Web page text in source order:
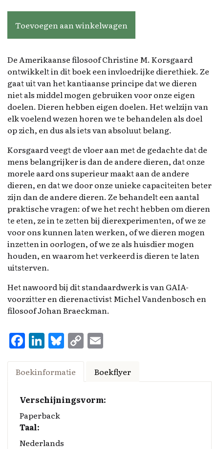
Toevoegen aan winkelwagen
De Amerikaanse filosoof Christine M. Korsgaard
ontwikkelt in dit boek een invloedrijke dierethiek. Ze
gaat uit van het kantiaanse principe dat we dieren
niet als middel mogen gebruiken voor onze eigen
doelen. Dieren hebben eigen doelen. Het welzijn van
elk voelend wezen horen we te behandelen als doel
op zich, en dus als iets van absoluut belang.
Korsgaard veegt de vloer aan met de gedachte dat de
mens belangrijker is dan de andere dieren, dat onze
morele aard ons superieur maakt aan de andere
dieren, en dat we door onze unieke capaciteiten beter
zijn dan de andere dieren. Ze behandelt een aantal
praktische vragen: of we het recht hebben om dieren
te eten, ze in te zetten bij dierexperimenten, of we ze
voor ons kunnen laten werken, of we dieren mogen
inzetten in oorlogen, of we ze als huisdier mogen
houden, en waarom het verkeerd is dieren te laten
uitsterven.
Het nawoord bij dit standaardwerk is van GAIA-
voorzitter en dierenactivist Michel Vandenbosch en
filosoof Johan Braeckman.
F
a
ce
o
o
k
Li
n
k
d
I
n
Bl
u
es
y
C
o
y
Li
ai
Boekinformatie Boekflyer
Verschijningsvorm:
Paperback
Taal:
Nederlands